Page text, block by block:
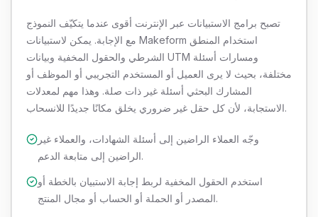
تصبح برامج الاستبيانات عبر الإنترنت أقوى عندما يتكيّف النموذج
مع الإجابة. يمكن لاستبيانات Makeform استخدام المنطق
الشرطي والحقول المخفية وبيانات UTM ومسارات أسئلة
مختلفة، بحيث لا يرى العميل أو المستخدم التجريبي أو الموظف أو
المشارك البحثي أسئلة غير ذات صلة. وهذا مهم لمعدلات
الاستجابة، لأن كل حقل غير ضروري يخلق مكانًا جديدًا للانسحاب.
وجّه العملاء الراضين إلى أسئلة الشهادات، والعملاء غير
الراضين إلى متابعة الدعم.
استخدم الحقول المخفية لربط إجابة الاستبيان بالخطة أو
المصدر أو الحملة أو الحساب أو مجال المنتج.